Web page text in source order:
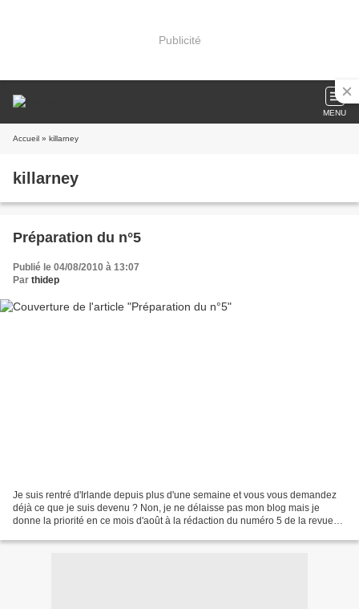
Publicité
MENU
Accueil » killarney
killarney
Préparation du n°5
Publié le 04/08/2010 à 13:07
Par thidep
Je suis rentré d'Irlande depuis plus d'une semaine et vous vous demandez
déjà ce que je suis devenu ? Non, je ne délaisse pas mon blog mais je
donne la priorité en ce mois d'août à la rédaction du numéro 5 de la revue